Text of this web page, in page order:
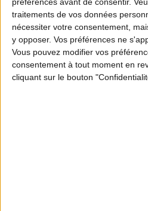
traitements de vos données
nécessiter votre consentement,
y opposer. Vos préférences ne
Vous pouvez modifier vos
consentement à tout moment en
cliquant sur le bouton